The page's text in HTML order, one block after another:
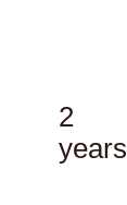
2
years